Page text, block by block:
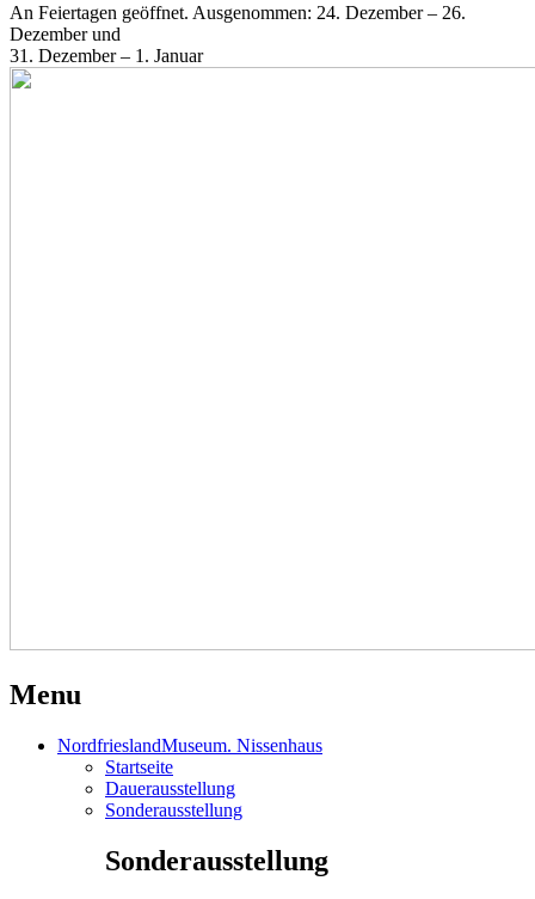
An Feiertagen geöffnet. Ausgenommen: 24. Dezember – 26.
Dezember und
31. Dezember – 1. Januar
Menu
NordfrieslandMuseum. Nissenhaus
Startseite
Dauerausstellung
Sonderausstellung
Sonderausstellung